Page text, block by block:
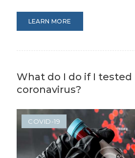
LEARN MORE
What do I do if I
coronavirus?
COVID-19